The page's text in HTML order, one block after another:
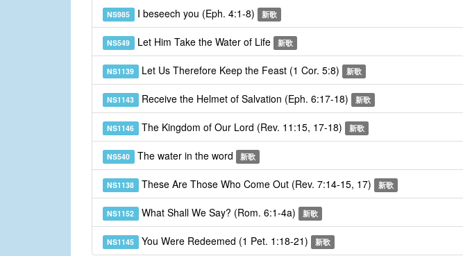
NS985 I beseech you (Eph. 4:1-8) 新歌
NS549 Let Him Take the Water of Life 新歌
NS1139 Let Us Therefore Keep the Feast (1 Cor. 5:8) 新歌
NS1143 Receive the Helmet of Salvation (Eph. 6:17-18) 新歌
NS1146 The Kingdom of Our Lord (Rev. 11:15, 17-18) 新歌
NS540 The water in the word 新歌
NS1138 These Are Those Who Come Out (Rev. 7:14-15, 17) 新歌
NS1152 What Shall We Say? (Rom. 6:1-4a) 新歌
NS1145 You Were Redeemed (1 Pet. 1:18-21) 新歌